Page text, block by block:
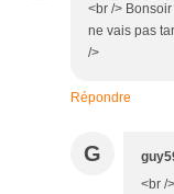
<br />
ne vais pas
/>
Répondre
G
<br /